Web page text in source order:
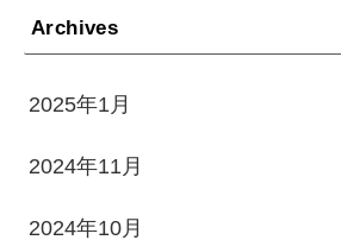
Archives
2025年1月
2024年11月
2024年10月